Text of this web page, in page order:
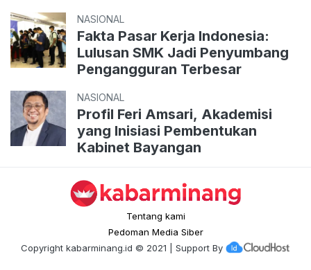
NASIONAL
Fakta Pasar Kerja Indonesia:
Lulusan SMK Jadi Penyumbang
Pengangguran Terbesar
NASIONAL
Profil Feri Amsari, Akademisi
yang Inisiasi Pembentukan
Kabinet Bayangan
Tentang kami
Pedoman Media Siber
Copyright kabarminang.id © 2021 | Support By